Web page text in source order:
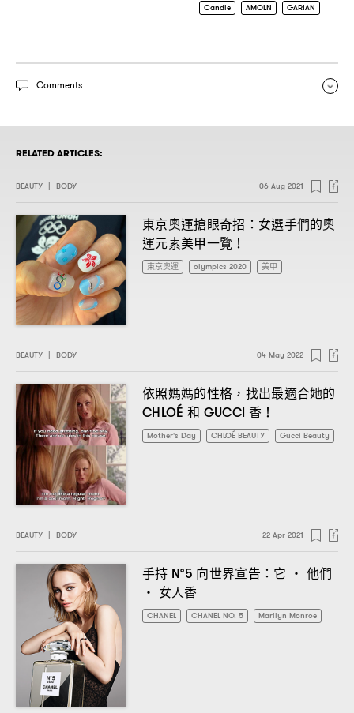
Candle AMOLN GARIAN
Comments
RELATED ARTICLES:
BEAUTY BODY 06 Aug 2021
東京奧運搶眼奇招 ： 女選手們的奧
運元素美甲一覽 ！
東京奧運 olympics 2020 美甲
BEAUTY BODY 04 May 2022
依照媽媽的性格 ， 找出最適合她的
CHLOÉ 和 GUCCI 香 ！
Mother's Day CHLOÉ BEAUTY Gucci Beauty
BEAUTY BODY 22 Apr 2021
手持 N°5 向世界宣告 ： 它 ・ 他們
・ 女人香
CHANEL CHANEL NO. 5 Marilyn Monroe